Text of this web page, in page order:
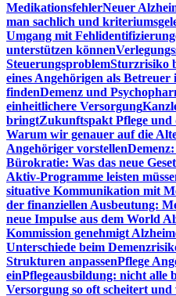
MedikationsfehlerNeuer
man sachlich und
Umgang mit
unterstützen können
SteuerungsproblemSturzrisiko
eines Angehörigen als Betreuer
findenDemenz und
einheitlichere Versorgung
bringtZukunftspakt Pflege und
Warum wir genauer auf die
Angehöriger vorstellen
Bürokratie: Was das neue
Aktiv-Programme leisten
situative Kommunikation mit
der finanziellen Ausbeutung:
neue Impulse aus dem World
Kommission genehmigt
Unterschiede beim
Strukturen anpassenPflege
einPflegeausbildung: nicht alle
Versorgung so oft scheitert und